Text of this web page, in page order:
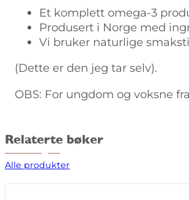
Et komplett omega-3
Produsert i Norge med
Vi bruker naturlige
(Dette er den jeg tar selv).
OBS: For ungdom og voksne
Relaterte bøker
Alle produkter